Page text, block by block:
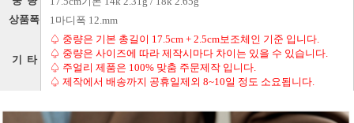
상품폭 1마디폭 12.mm
기 타
♤ 중량은 기본 총길이 17.5cm + 2.5cm보조체인 기준 입니다.
♤ 중량은 사이즈에 따라 제작시마다 차이는 있을 수 있습니다.
♤ 주얼리 제품은 100% 맞춤 주문제작 입니다.
♤ 제작에서 배송까지 공휴일제외 8~10일 정도 소요됩니다.